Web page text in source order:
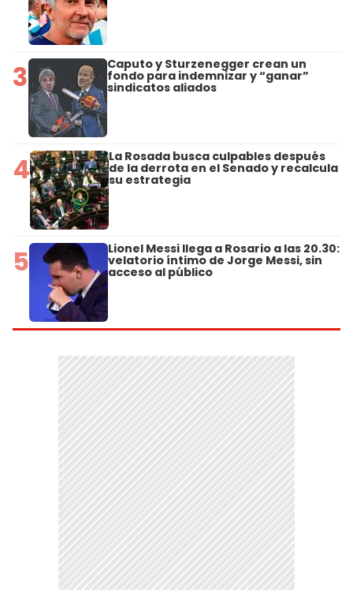
3 Caputo y Sturzenegger crean un
fondo para indemnizar y “ganar”
sindicatos aliados
4 La Rosada busca culpables después
de la derrota en el Senado y recalcula
su estrategia
5 Lionel Messi llega a Rosario a las 20.30:
velatorio íntimo de Jorge Messi, sin
acceso al público